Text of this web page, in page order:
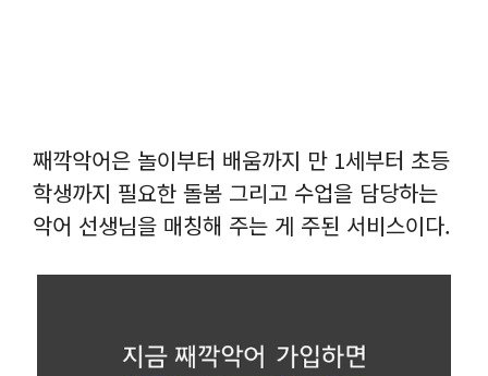
째깍악어은 놀이부터 배움까지 만 1세부터 초등
학생까지 필요한 돌봄 그리고 수업을 담당하는
악어 선생님을 매칭해 주는 게 주된 서비스이다.